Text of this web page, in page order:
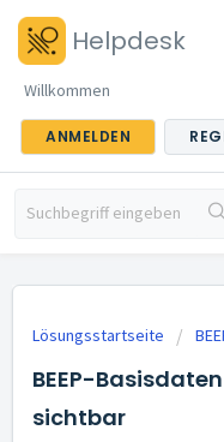
Helpdesk
Willkommen
ANMELDEN
Lösungsstartseite
BEEP-
sichtbar